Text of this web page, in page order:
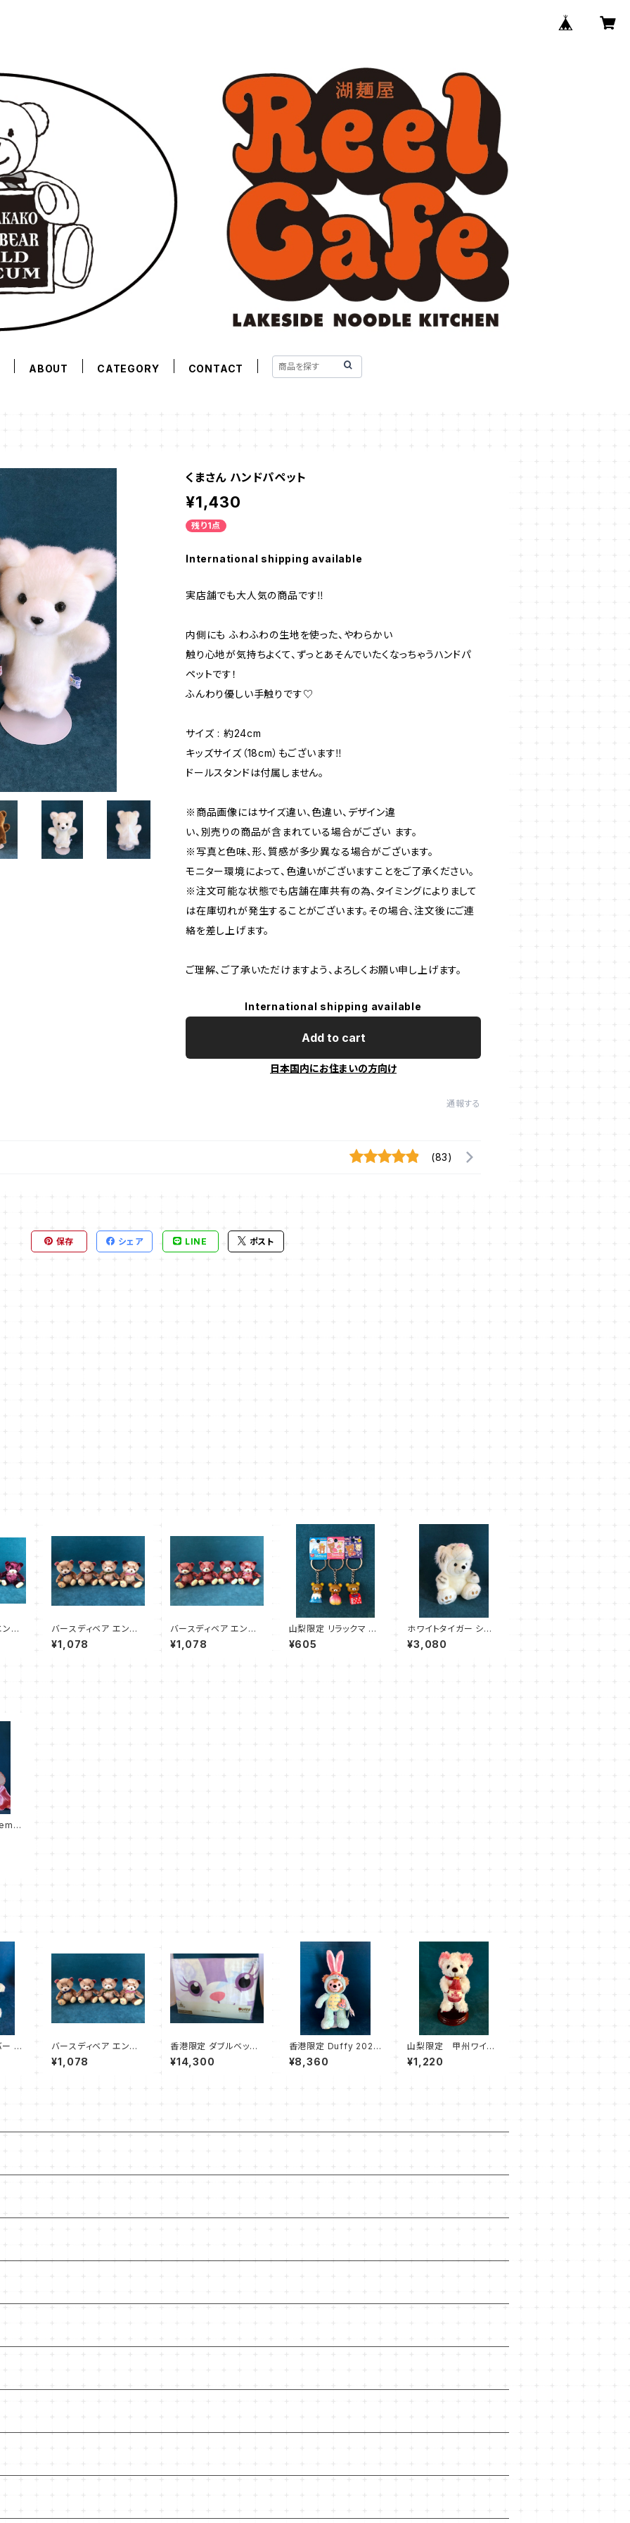
ABOUT CATEGORY CONTACT
くまさん ハンドパペット
¥1,430
残り1点
International shipping available
実店舗でも大人気の商品です‼︎
内側にも ふわふわの生地を使った、やわらかい
触り心地が気持ちよくて、ずっとあそんでいたくなっちゃうハンドパ
ペットです！
ふんわり優しい手触りです♡
サイズ : 約24cm
キッズサイズ（18cm）もございます‼︎
ドールスタンドは付属しません。
※商品画像にはサイズ違い、色違い、デザイン違
い、別売りの商品が含まれている場合がござい ます。
※写真と色味、形、質感が多少異なる場合がございます。
モニター環境によって、色違いがございますことをご了承ください。
※注文可能な状態でも店舗在庫共有の為、タイミングによりまして
は在庫切れが発生することがございます。その場合、注文後にご連
絡を差し上げます。
ご理解、ご了承いただけますよう、よろしくお願い申し上げます。
International shipping available
Add to cart
日本国内にお住まいの方向け
通報する
(83)
保存 シェア LINE ポスト
ジ
バースディベア エンジ
ェル 1〜4月
¥1,078
バースディベア エンジ
ェル 9〜12月
¥1,078
山梨限定 リラックマ キ
ーホルダー
¥605
ホワイトタイガー シロ
クマ ぬいぐるみ
¥3,080
ぬ
バースディベア エンジ
ェル 1〜4月
¥1,078
香港限定 ダブルベッド
カバー 4点セット
¥14,300
香港限定 Duffy 2020
イースター ダッフィー
¥8,360
山梨限定 甲州ワイン
ベア ボールチェーン
¥1,220